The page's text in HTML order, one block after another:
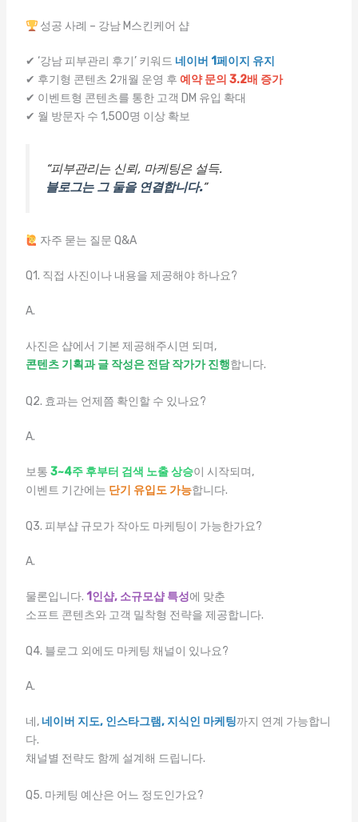
성공 사례 – 강남 M스킨케어 샵
✔ ‘강남 피부관리 후기’ 키워드 네이버 1페이지 유지
✔ 후기형 콘텐츠 2개월 운영 후 예약 문의 3.2배 증가
✔ 이벤트형 콘텐츠를 통한 고객 DM 유입 확대
✔ 월 방문자 수 1,500명 이상 확보
“피부관리는 신뢰, 마케팅은 설득.
블로그는 그 둘을 연결합니다.”
자주 묻는 질문 Q&A
Q1. 직접 사진이나 내용을 제공해야 하나요?
A.
사진은 샵에서 기본 제공해주시면 되며,
콘텐츠 기획과 글 작성은 전담 작가가 진행합니다.
Q2. 효과는 언제쯤 확인할 수 있나요?
A.
보통 3~4주 후부터 검색 노출 상승이 시작되며,
이벤트 기간에는 단기 유입도 가능합니다.
Q3. 피부샵 규모가 작아도 마케팅이 가능한가요?
A.
물론입니다. 1인샵, 소규모샵 특성에 맞춘
소프트 콘텐츠와 고객 밀착형 전략을 제공합니다.
Q4. 블로그 외에도 마케팅 채널이 있나요?
A.
네, 네이버 지도, 인스타그램, 지식인 마케팅까지 연계 가능합니
다.
채널별 전략도 함께 설계해 드립니다.
Q5. 마케팅 예산은 어느 정도인가요?